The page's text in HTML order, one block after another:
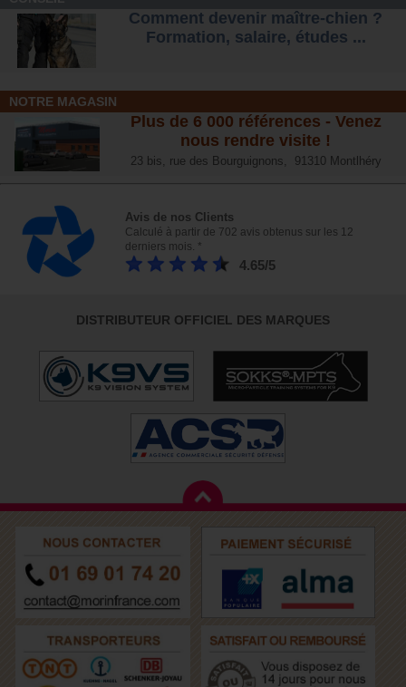
Comment devenir maître-chien ?
Formation, salaire, études ...
NOTRE MAGASIN
Plus de 6 000 références - Venez
nous rendre visite !
23 bis, rue des Bourguignons, 91310 Montlhéry
Avis de nos Clients
Calculé à partir de 702 avis obtenus sur les 12
derniers mois. *
4.65/5
DISTRIBUTEUR OFFICIEL DES MARQUES